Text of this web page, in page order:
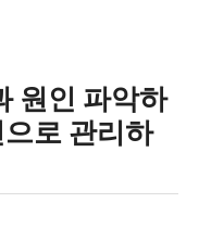
원인 파악하
로 관리하